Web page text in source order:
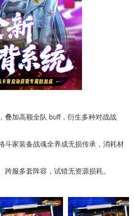
加高额全队 buff，衍生多种对战战
家装备战魂全养成无损传承，消耗材
服多套阵容，试错无资源损耗。